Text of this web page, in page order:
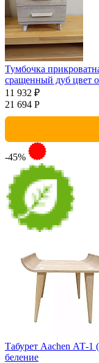
Тумбочка
сращенный дуб цвет
11 932 ₽
21 694 Р
-45%
Табурет Aachen АТ-1
беление